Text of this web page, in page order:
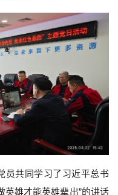
员共同学习了习近平总书
英雄才能英雄辈出”的讲话